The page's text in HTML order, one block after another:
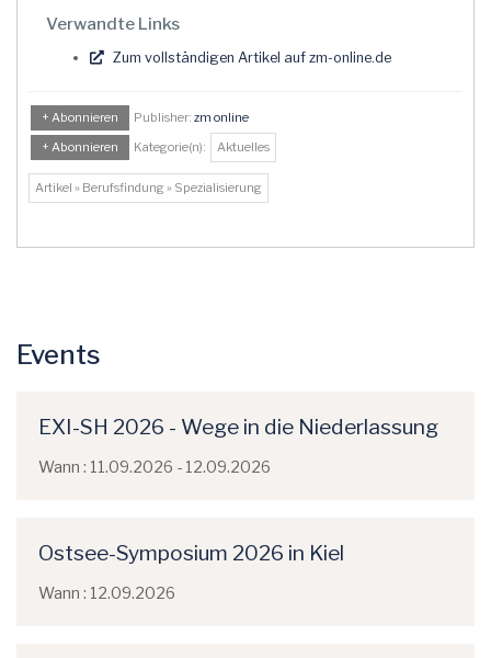
Verwandte Links
Zum vollständigen Artikel auf zm-online.de
+ Abonnieren Publisher: zm online
+ Abonnieren
Kategorie(n): Aktuelles
Artikel » Berufsfindung » Spezialisierung
Events
EXI-SH 2026 - Wege in die Niederlassung
Wann : 11.09.2026 - 12.09.2026
Ostsee-Symposium 2026 in Kiel
Wann : 12.09.2026